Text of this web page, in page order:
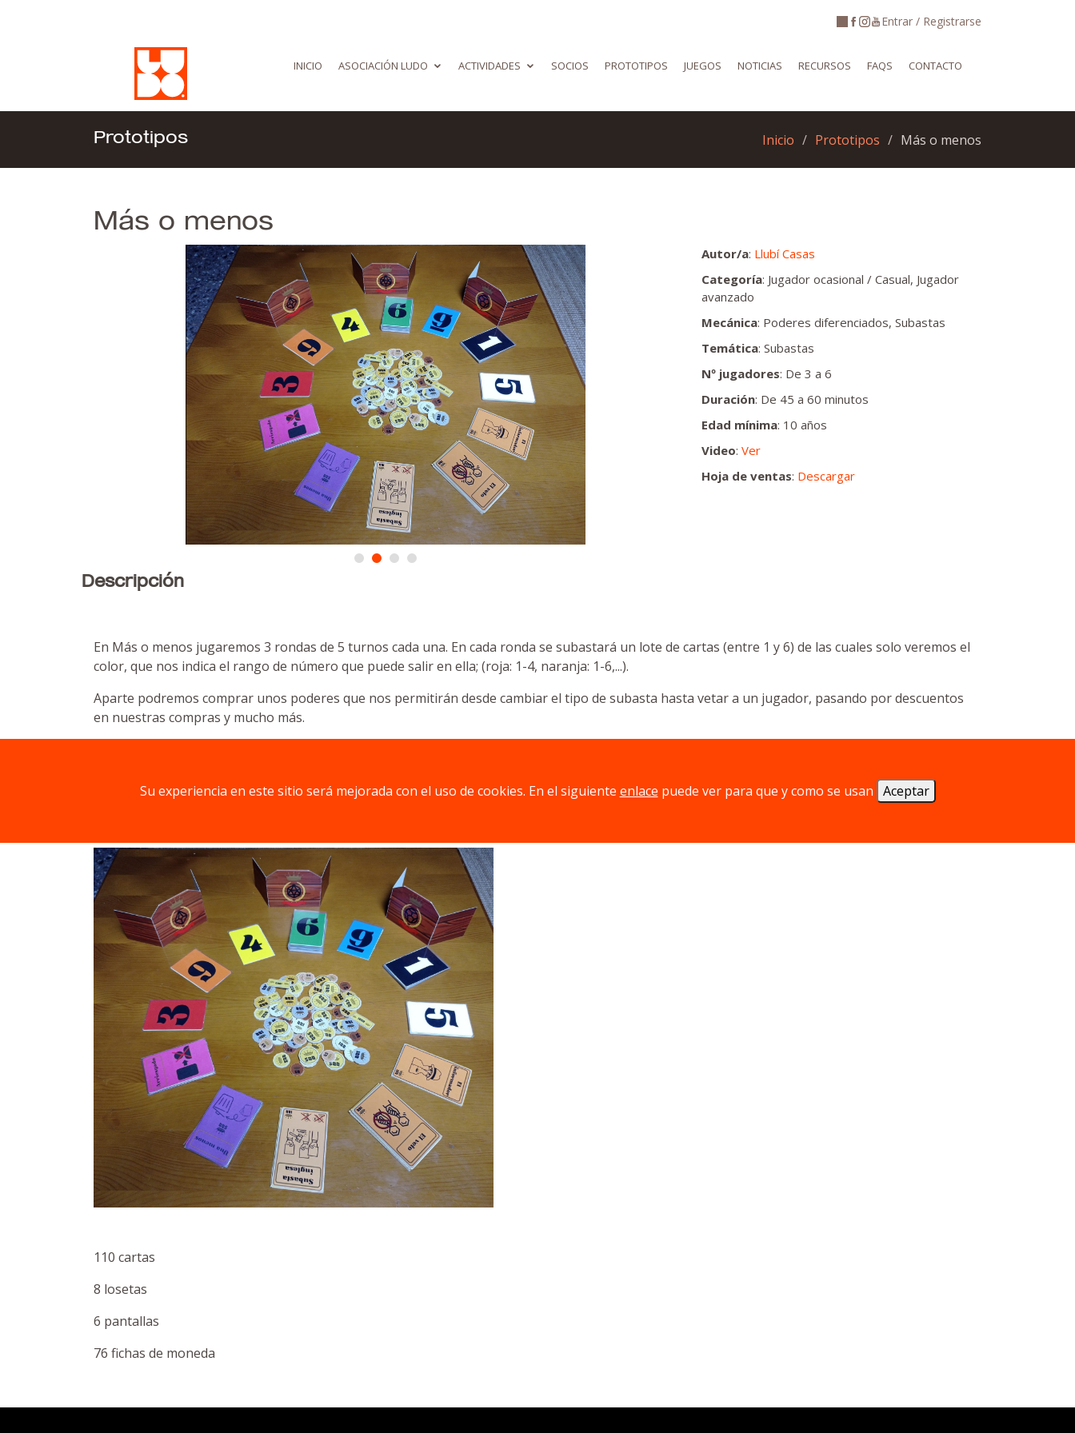
Entrar / Registrarse
INICIO ASOCIACIÓN LUDO ACTIVIDADES SOCIOS PROTOTIPOS JUEGOS NOTICIAS RECURSOS FAQS CONTACTO
Prototipos Inicio Prototipos Más o menos
Más o menos
Autor/a: Llubí Casas
Categoría: Jugador ocasional / Casual, Jugador
avanzado
Mecánica: Poderes diferenciados, Subastas
Temática: Subastas
Nº jugadores: De 3 a 6
Duración: De 45 a 60 minutos
Edad mínima: 10 años
Video: Ver
Hoja de ventas: Descargar
Descripción
En Más o menos jugaremos 3 rondas de 5 turnos cada una. En cada ronda se subastará un lote de cartas (entre 1 y 6) de las cuales solo veremos el
color, que nos indica el rango de número que puede salir en ella; (roja: 1-4, naranja: 1-6,...).
Aparte podremos comprar unos poderes que nos permitirán desde cambiar el tipo de subasta hasta vetar a un jugador, pasando por descuentos
en nuestras compras y mucho más.
Componentes
110 cartas
8 losetas
6 pantallas
76 fichas de moneda
Su experiencia en este sitio será mejorada con el uso de cookies. En el siguiente enlace puede ver para que y como se usan Aceptar